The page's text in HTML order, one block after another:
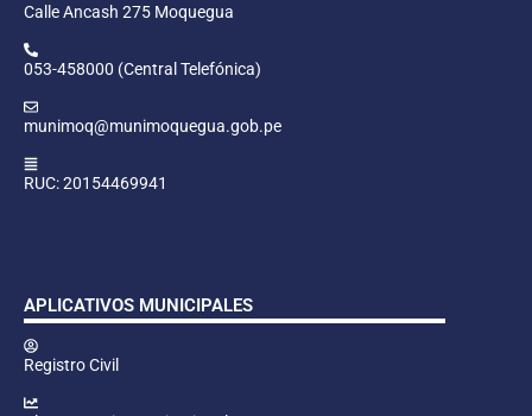
Calle Ancash 275 Moquegua
053-458000 (Central Telefónica)
munimoq@munimoquegua.gob.pe
RUC: 20154469941
APLICATIVOS MUNICIPALES
Registro Civil